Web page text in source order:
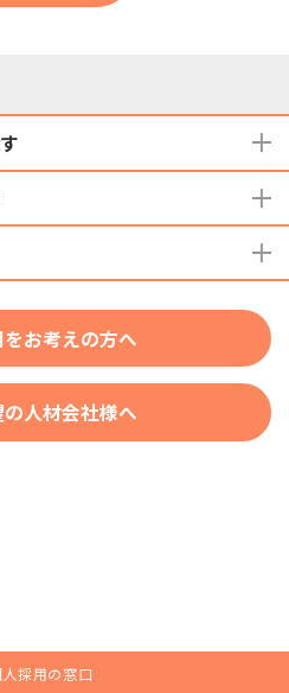
場
お考えの方へ
人材会社様へ
採用の窓口